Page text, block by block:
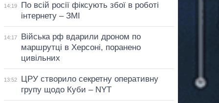
14:19
По всій росії фіксують збої в роботі
інтернету – ЗМІ
14:17
Війська рф вдарили дроном по
маршрутці в Херсоні, поранено
цивільних
13:52
ЦРУ створило секретну оперативну
групу щодо Куби – NYT